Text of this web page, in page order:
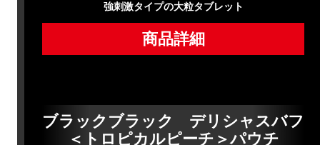
強刺激タイプの大粒タブレット
商品詳細
ブラックブラック デリシャスバフ
＜トロピカルピーチ＞パウチ